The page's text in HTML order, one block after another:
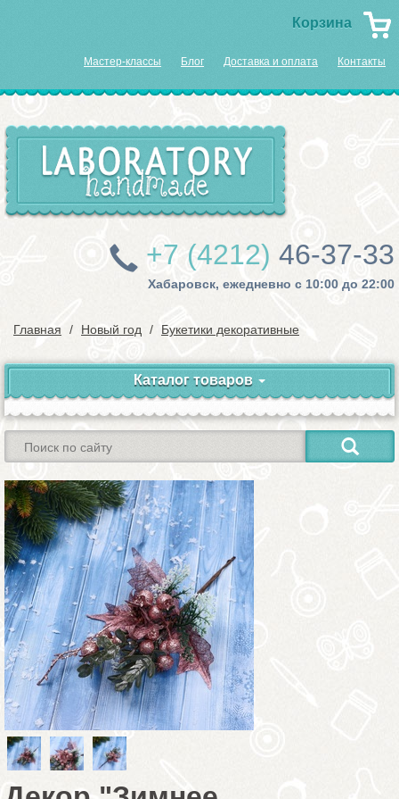
Корзина
Мастер-классы Блог Доставка и оплата Контакты
+7 (4212) 46-37-33
Хабаровск, ежедневно с 10:00 до 22:00
Главная Новый год Букетики декоративные
Каталог товаров